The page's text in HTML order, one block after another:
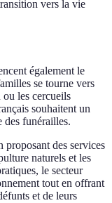
vers la vie
également le
se tourne vers
les cercueils
souhaitent un
des funérailles.
proposant des services
naturels et les
le secteur
tout en offrant
et de leurs